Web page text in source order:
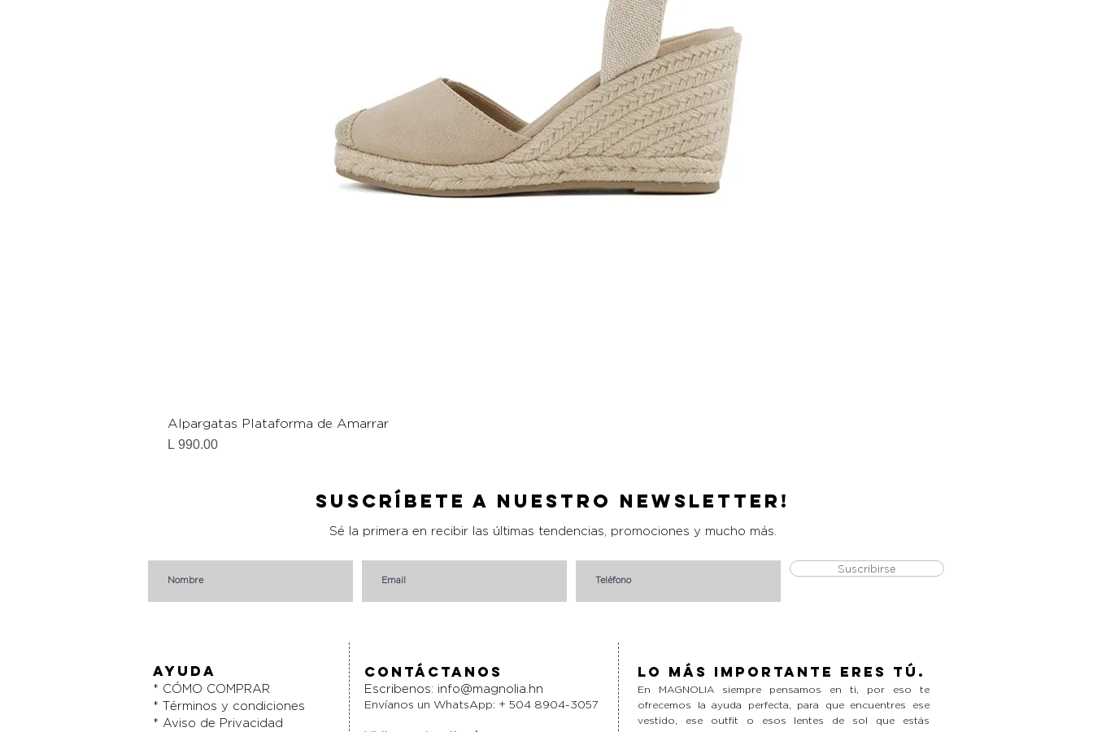
Alpargatas Plataforma de Amarrar
Precio
L 990.00
Suscríbete a nuestro Newsletter!
Sé la primera en recibir las últimas tendencias, promociones y mucho más.
Suscribirse
AYUDA
* CÓMO COMPRAR
* Términos y condiciones
* Aviso de Privacidad
Contáctanos
Escribenos: info@magnolia.hn
Envíanos un WhatsApp: + 504 8904-3057
Lo más importante eres tú.
En MAGNOLIA siempre pensamos en ti, por eso te
ofrecemos la ayuda perfecta, para que encuentres ese
vestido, ese outfit o esos lentes de sol que estás